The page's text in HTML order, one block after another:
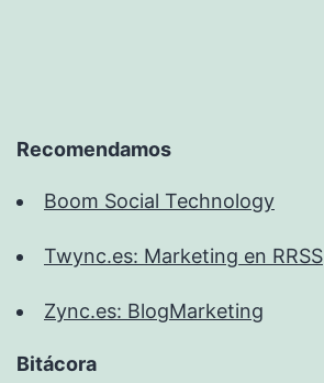
Recomendamos
Boom Social Technology
Twync.es: Marketing en RRSS
Zync.es: BlogMarketing
Bitácora